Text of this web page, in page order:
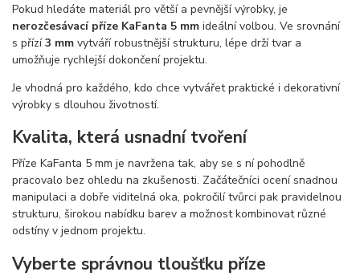
Pokud hledáte materiál pro větší a pevnější výrobky, je
nerozčesávací příze KaFanta 5 mm ideální volbou. Ve srovnání
s přízí3 mm vytváří robustnější strukturu, lépe drží tvar a
umožňuje rychlejší dokončení projektu.
Je vhodná pro každého, kdo chce vytvářet praktické i dekorativní
výrobky s dlouhou životností.
Kvalita, která usnadní tvoření
Příze KaFanta 5 mm je navržena tak, aby se s ní pohodlně
pracovalo bez ohledu na zkušenosti. Začátečníci ocení snadnou
manipulaci a dobře viditelná oka, pokročilí tvůrci pak pravidelnou
strukturu, širokou nabídku barev a možnost kombinovat různé
odstíny v jednom projektu.
Vyberte správnou tloušťku příze